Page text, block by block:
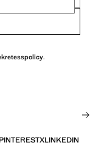
.
PINTERESTXLINKEDIN